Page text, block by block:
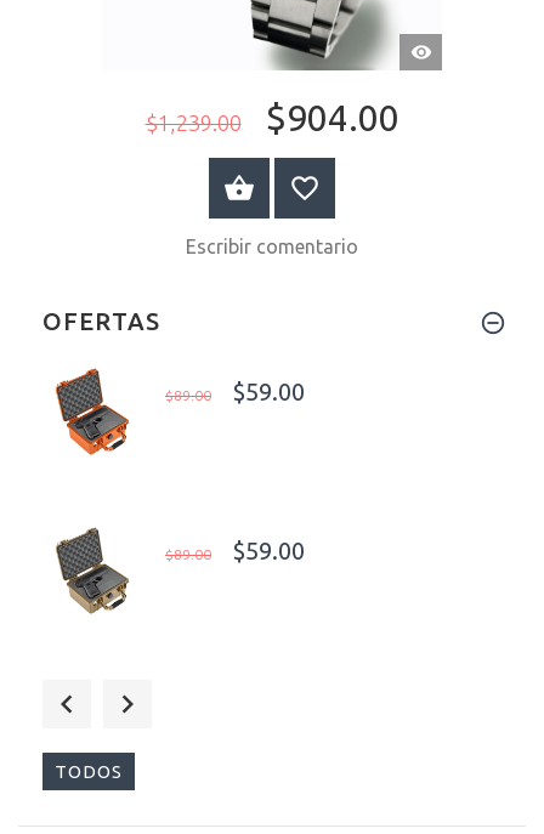
VISTA
RÁPIDA
$1,239.00 $904.00
A LA CESTA
Escribir comentario
OFERTAS
$89.00 $59.00
$89.00 $59.00
TODOS